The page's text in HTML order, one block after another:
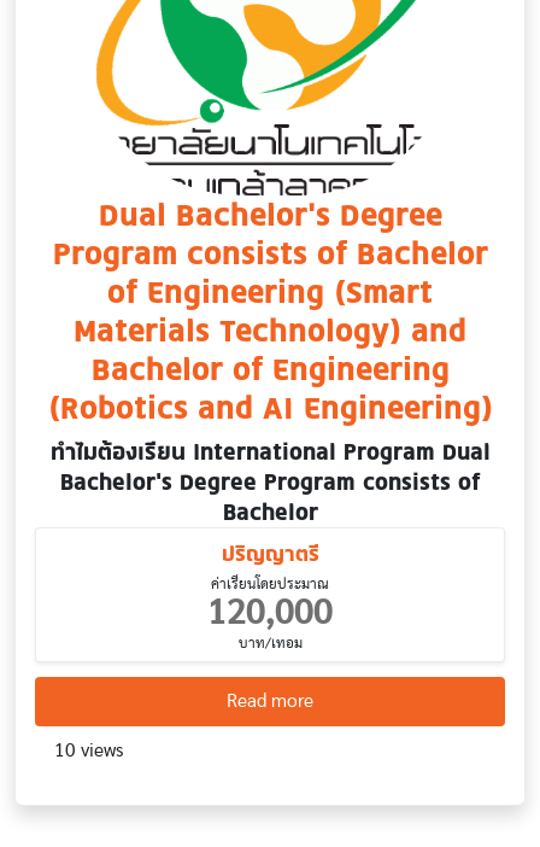
Dual Bachelor’s Degree
Program consists of Bachelor
of Engineering (Smart
Materials Technology) and
Bachelor of Engineering
(Robotics and AI Engineering)
ทำไมต้องเรียน International Program Dual
Bachelor’s Degree Program consists of
Bachelor
ปริญญาตรี
ค่าเรียนโดยประมาณ
120,000
บาท/เทอม
Read moreabout Dual Bachelor’s
10 views